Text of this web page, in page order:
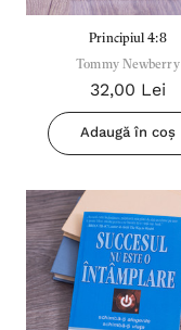
Inima Omului
Principiul 4:8
Tommy Newberry
32,00 Lei
Adaugă în coș